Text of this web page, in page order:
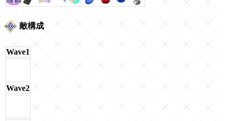
敵構成
Wave1
Wave2